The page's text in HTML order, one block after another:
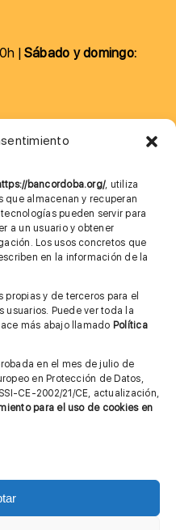
bancordoba.org/, utiliza
que almacenan y recuperan
pueden servir para
a un usuario y obtener
Los usos concretos que
en la información de la
propias y de terceros para el
usuarios. Puede ver toda la
más abajo llamado Política
en el mes de julio de
en Protección de Datos,
CE-2002/21/CE, actualización,
para el uso de cookies en
|Sábado y domingo:
web: Taller Empresarial 2.0